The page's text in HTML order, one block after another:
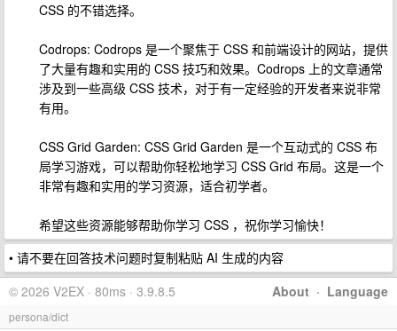
CSS 的不错选择。
Codrops: Codrops 是一个聚焦于 CSS 和前端设计的网站，提供
了大量有趣和实用的 CSS 技巧和效果。Codrops 上的文章通常
涉及到一些高级 CSS 技术，对于有一定经验的开发者来说非常
有用。
CSS Grid Garden: CSS Grid Garden 是一个互动式的 CSS 布
局学习游戏，可以帮助你轻松地学习 CSS Grid 布局。这是一个
非常有趣和实用的学习资源，适合初学者。
希望这些资源能够帮助你学习 CSS ，祝你学习愉快！
• 请不要在回答技术问题时复制粘贴 AI 生成的内容
About · Language
© 2026 V2EX · 80ms · 3.9.8.5
persona/dict